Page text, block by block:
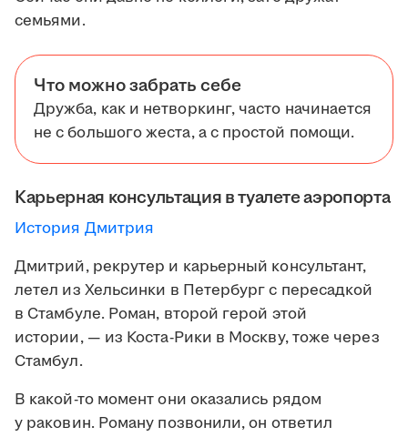
семьями.
Что можно забрать себе
Дружба, как и нетворкинг, часто начинается
не с большого жеста, а с простой помощи.
Карьерная консультация в туалете аэропорта
История Дмитрия
Дмитрий, рекрутер и карьерный консультант,
летел из Хельсинки в Петербург с пересадкой
в Стамбуле. Роман, второй герой этой
истории, — из Коста-Рики в Москву, тоже через
Стамбул.
В какой-то момент они оказались рядом
у раковин. Роману позвонили, он ответил